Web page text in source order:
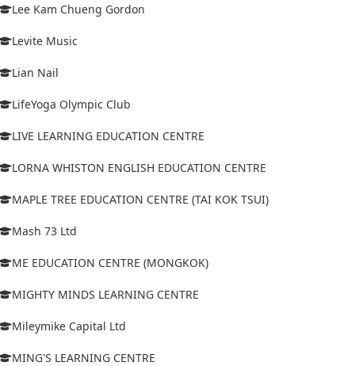
Lee Kam Chueng Gordon
Levite Music
Lian Nail
LifeYoga Olympic Club
LIVE LEARNING EDUCATION CENTRE
LORNA WHISTON ENGLISH EDUCATION CENTRE
MAPLE TREE EDUCATION CENTRE (TAI KOK TSUI)
Mash 73 Ltd
ME EDUCATION CENTRE (MONGKOK)
MIGHTY MINDS LEARNING CENTRE
Mileymike Capital Ltd
MING'S LEARNING CENTRE